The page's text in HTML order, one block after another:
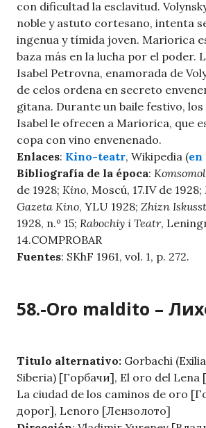
con dificultad la esclavitud.
noble y astuto cortesano, intenta
ingenua y tímida joven. Mariorica
baza más en la lucha por el poder.
Isabel Petrovna, enamorada de
de celos ordena en secreto
gitana. Durante un baile festivo, los
Isabel le ofrecen a Mariorica, que
copa con vino envenenado.
Enlaces: Kino-teatr, Wikipedia (en
Bibliografía de la época:
de 1928; Kino, Moscú, 17.IV de 1928;
Gazeta Kino, YLU 1928; Zhizn
1928, n.º 15; Rabochiy i Teatr,
14.COMPROBAR
Fuentes: SKhF 1961, vol. 1, p. 272.
58.-Oro maldito –
Titulo alternativo: Gorbachi
Siberia) [Горбачи], El oro del
La ciudad de los caminos de oro
дорог], Lenoro [Лензолото]